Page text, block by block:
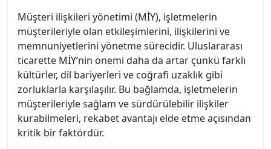
Müşteri ilişkileri yönetimi (MİY), işletmelerin
müşterileriyle olan etkileşimlerini, ilişkilerini ve
memnuniyetlerini yönetme sürecidir. Uluslararası
ticarette MİY’nin önemi daha da artar çünkü farklı
kültürler, dil bariyerleri ve coğrafi uzaklık gibi
zorluklarla karşılaşılır. Bu bağlamda, işletmelerin
müşterileriyle sağlam ve sürdürülebilir ilişkiler
kurabilmeleri, rekabet avantajı elde etme açısından
kritik bir faktördür.